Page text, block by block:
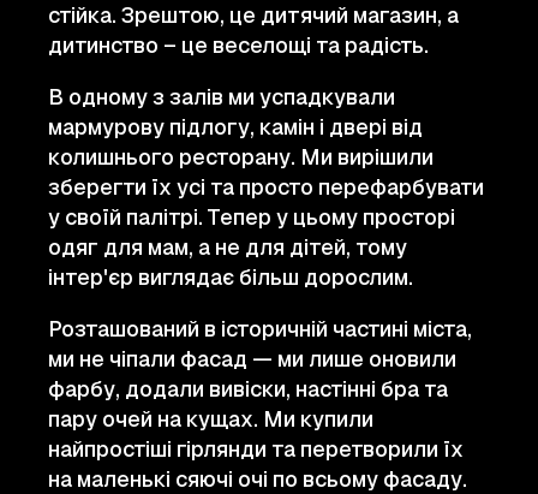
стійка. Зрештою, це дитячий магазин, а
дитинство – це веселощі та радість.
В одному з залів ми успадкували
мармурову підлогу, камін і двері від
колишнього ресторану. Ми вирішили
зберегти їх усі та просто перефарбувати
у своїй палітрі. Тепер у цьому просторі
одяг для мам, а не для дітей, тому
інтер'єр виглядає більш дорослим.
Розташований в історичній частині міста,
ми не чіпали фасад — ми лише оновили
фарбу, додали вивіски, настінні бра та
пару очей на кущах. Ми купили
найпростіші гірлянди та перетворили їх
на маленькі сяючі очі по всьому фасаду.